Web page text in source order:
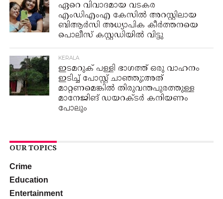
ഏറെ വിവാദമായ വടകര
എംഡിഎംഎ കേസിൽ അറസ്റ്റിലായ
ബിആർസി അധ്യാപിക കീർത്തനയെ
പൊലീസ് കസ്റ്റഡിയിൽ വിട്ടു
KERALA
ഇടമറുക് പള്ളി ഭാഗത്ത്‌ ഒരു വാഹനം
ഇടിച്ച് പോസ്റ്റ്‌ ചാഞ്ഞു;അത്
മാറ്റണമെങ്കിൽ തിരുവന്തപുരത്തുള്ള
മാനേജിങ് ഡയറക്ടർ കനിയണം
പോലും
OUR TOPICS
Crime
Education
Entertainment